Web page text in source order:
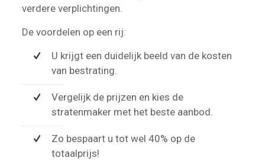
verdere verplichtingen.
De voordelen op een rij:
U krijgt een duidelijk beeld van de kosten
van bestrating.
Vergelijk de prijzen en kies de
stratenmaker met het beste aanbod.
Zo bespaart u tot wel 40% op de
totaalprijs!